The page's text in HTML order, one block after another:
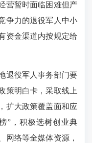
营暂时面临困难但产
争力的退役军人中小
资金渠道内按规定给
役军人事务部门要
策明白卡，采取线上
扩大政策覆盖面和应
”，积极选树创业典
网络等全媒体资源，